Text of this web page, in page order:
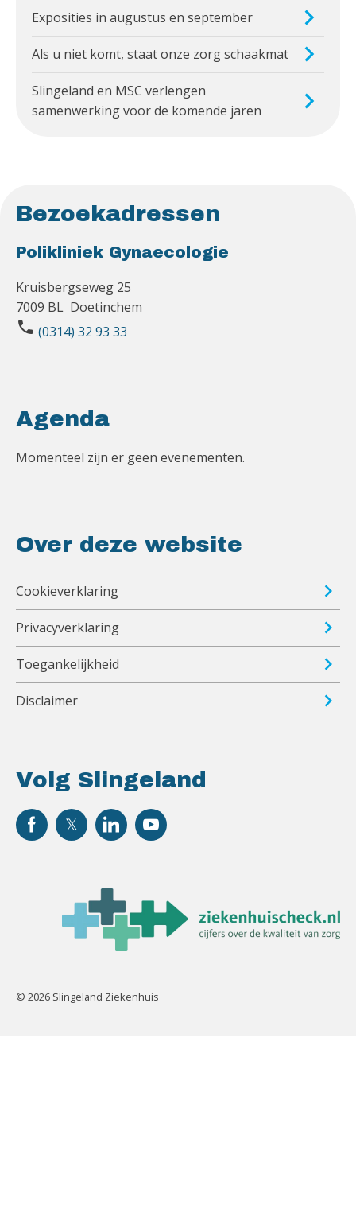
Exposities in augustus en september
Als u niet komt, staat onze zorg schaakmat
Slingeland en MSC verlengen
samenwerking voor de komende jaren
Bezoekadressen
Polikliniek Gynaecologie
Kruisbergseweg 25
7009 BL Doetinchem
phone (0314) 32 93 33
Volg Slingeland
Agenda
Momenteel zijn er geen evenementen.
Over deze website
Cookieverklaring
Privacyverklaring
Toegankelijkheid
Disclaimer
© 2026 Slingeland Ziekenhuis